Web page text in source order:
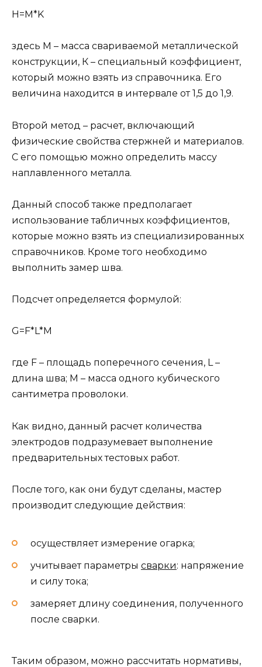
H=M*K
здесь М – масса свариваемой металлической
конструкции, К – специальный коэффициент,
который можно взять из справочника. Его
величина находится в интервале от 1,5 до 1,9.
Второй метод – расчет, включающий
физические свойства стержней и материалов.
С его помощью можно определить массу
наплавленного металла.
Данный способ также предполагает
использование табличных коэффициентов,
которые можно взять из специализированных
справочников. Кроме того необходимо
выполнить замер шва.
Подсчет определяется формулой:
G=F*L*M
где F – площадь поперечного сечения, L –
длина шва; M – масса одного кубического
сантиметра проволоки.
Как видно, данный расчет количества
электродов подразумевает выполнение
предварительных тестовых работ.
После того, как они будут сделаны, мастер
производит следующие действия:
осуществляет измерение огарка;
учитывает параметры сварки: напряжение
и силу тока;
замеряет длину соединения, полученного
после сварки.
Таким образом, можно рассчитать нормативы,